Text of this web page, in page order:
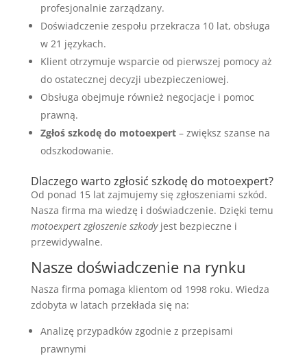
profesjonalnie zarządzany.
Doświadczenie zespołu przekracza 10 lat, obsługa
w 21 językach.
Klient otrzymuje wsparcie od pierwszej pomocy aż
do ostatecznej decyzji ubezpieczeniowej.
Obsługa obejmuje również negocjacje i pomoc
prawną.
Zgłoś szkodę do motoexpert– zwiększ szanse na
odszkodowanie.
Dlaczego warto zgłosić szkodę do motoexpert?
Od ponad 15 lat zajmujemy się zgłoszeniami szkód.
Nasza firma ma wiedzę i doświadczenie. Dzięki temu
motoexpert zgłoszenie szkodyjest bezpieczne i
przewidywalne.
Nasze doświadczenie na rynku
Nasza firma pomaga klientom od 1998 roku. Wiedza
zdobyta w latach przekłada się na:
Analizę przypadków zgodnie z przepisami
prawnymi